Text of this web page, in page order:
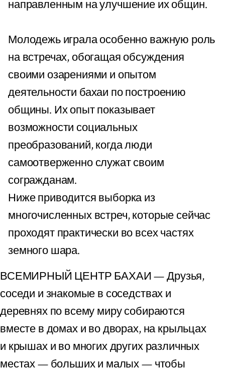
направленным на улучшение их общин.
Молодежь играла особенно важную роль
на встречах, обогащая обсуждения
своими озарениями и опытом
деятельности бахаи по построению
общины. Их опыт показывает
возможности социальных
преобразований, когда люди
самоотверженно служат своим
согражданам.
Ниже приводится выборка из
многочисленных встреч, которые сейчас
проходят практически во всех частях
земного шара.
ВСЕМИРНЫЙ ЦЕНТР БАХАИ — Друзья,
соседи и знакомые в соседствах и
деревнях по всему миру собираются
вместе в домах и во дворах, на крыльцах
и крышах и во многих других различных
местах — больших и малых — чтобы